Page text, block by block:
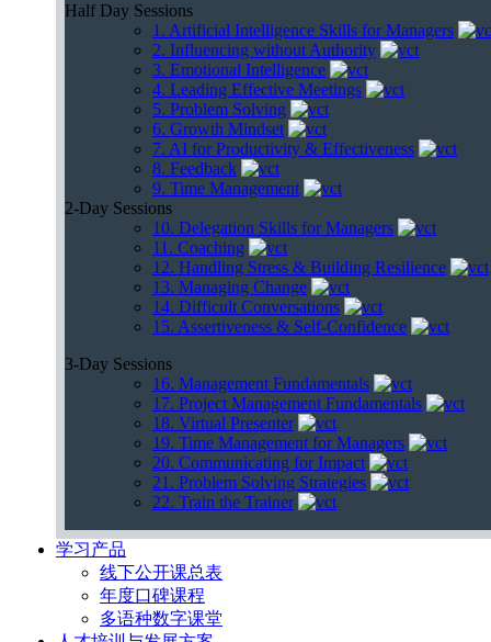
Half Day Sessions
1. Artificial Intelligence Skills for Managers
2. Influencing without Authority
3. Emotional Intelligence
4. Leading Effective Meetings
5. Problem Solving
6. Growth Mindset
7. AI for Productivity & Effectiveness
8. Feedback
9. Time Management
2-Day Sessions
10. Delegation Skills for Managers
11. Coaching
12. Handling Stress & Building Resilience
13. Managing Change
14. Difficult Conversations
15. Assertiveness & Self-Confidence
3-Day Sessions
16. Management Fundamentals
17. Project Management Fundamentals
18. Virtual Presenter
19. Time Management for Managers
20. Communicating for Impact
21. Problem Solving Strategies
22. Train the Trainer
学习产品
线下公开课总表
年度口碑课程
多语种数字课堂